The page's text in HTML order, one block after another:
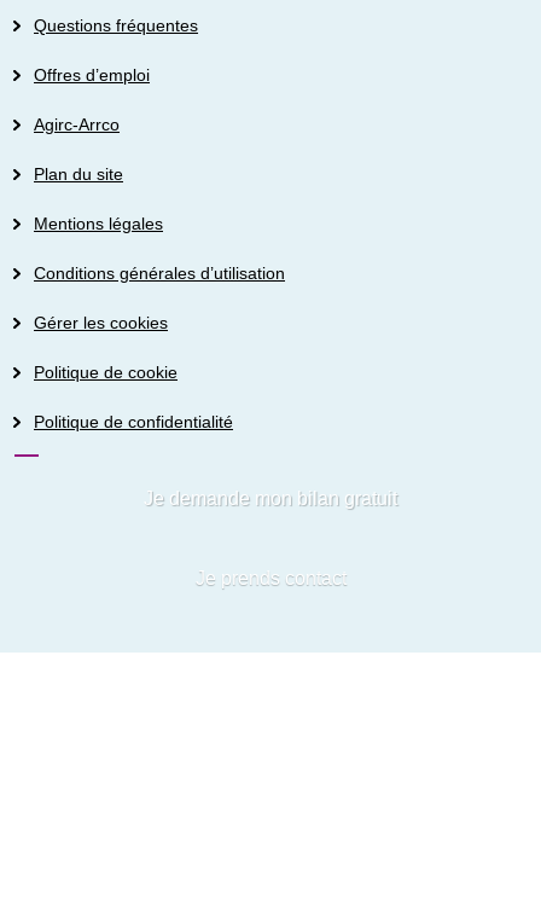
Questions fréquentes
Offres d’emploi
Agirc-Arrco
Plan du site
Mentions légales
Conditions générales d’utilisation
Gérer les cookies
Politique de cookie
Politique de confidentialité
Je demande mon bilan gratuit
Je prends contact